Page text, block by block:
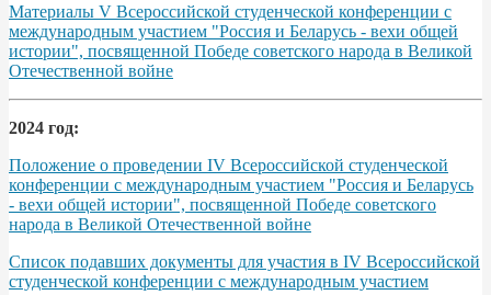
Материалы V Всероссийской студенческой конференции с
международным участием "Россия и Беларусь - вехи общей
истории", посвященной Победе советского народа в Великой
Отечественной войне
2024 год:
Положение о проведении IV Всероссийской студенческой
конференции с международным участием "Россия и Беларусь
- вехи общей истории", посвященной Победе советского
народа в Великой Отечественной войне
Список подавших документы для участия в IV Всероссийской
студенческой конференции с международным участием